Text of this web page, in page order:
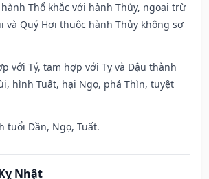
Thổ khắc với hành Thủy, ngoại trừ
và Quý Hợi thuộc hành Thủy không sợ
với Tý, tam hợp với Tỵ và Dậu thành
hình Tuất, hại Ngọ, phá Thìn, tuyệt
tuổi Dần, Ngọ, Tuất.
Nhật